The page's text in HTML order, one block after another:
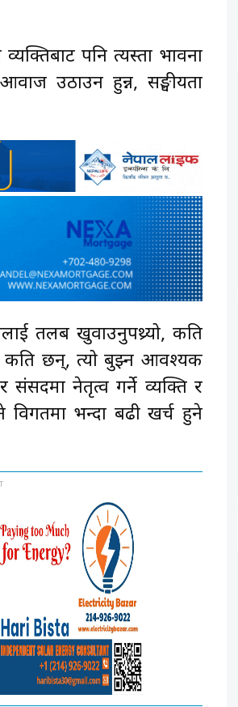
पनि त्यस्ता भावना
उठाउन हुन्न, सङ्घीयता
तलब खुवाउनुपथ्र्यो, कति
कति छन्, त्यो बुझ्न आवश्यक
संसदमा नेतृत्व गर्ने व्यक्ति र
विगतमा भन्दा बढी खर्च हुने